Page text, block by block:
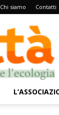
Chi siamo Contatti